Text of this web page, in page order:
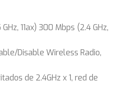
11ax) 300 Mbps (2.4 GHz,
Disable Wireless Radio,
de 2.4GHz x 1, red de